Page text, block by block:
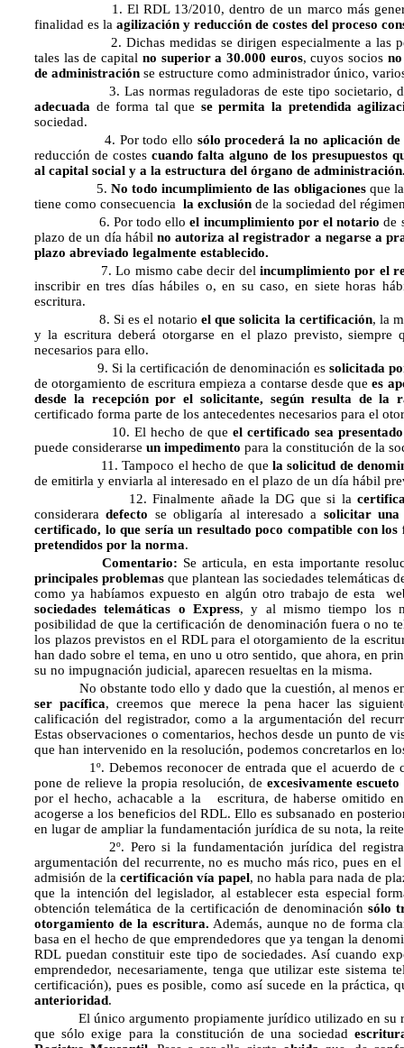
1. El RDL 13/2010, dentro de un marco más general,
finalidad es la agilización y reducción de costes del proceso
2. Dichas medidas se dirigen especialmente a las
tales las de capital no superior a 30.000 euros, cuyos socios
de administración se estructure como administrador único,
3. Las normas reguladoras de este tipo societario,
adecuada de forma tal que se permita la pretendida
sociedad.
4. Por todo ello sólo procederá la no aplicación
reducción de costes cuando falta alguno de los presupuestos
al capital social y a la estructura del órgano de
5.No todo incumplimiento de las obligacionesque la
tiene como consecuencia la exclusión de la sociedad del
6. Por todo elloel incumplimiento por el notario de
plazo de un día hábil no autoriza al registrador a negarse a
plazo abreviado legalmente establecido.
7. Lo mismo cabe decir del incumplimiento por el
inscribir en tres días hábiles o, en su caso, en siete horas
escritura.
8. Si es el notario el que solicita la certificación, la
y la escritura deberá otorgarse en el plazo previsto, siempre
necesarios para ello.
9. Si la certificación de denominación essolicitada
de otorgamiento de escritura empieza a contarse desde quees
desde la recepción por el solicitante, según resulta de la
certificado forma parte de los antecedentes necesarios para el
10. El hecho de que el certificado sea
puede considerarse un impedimento para la constitución de la
11. Tampoco el hecho de que la solicitud de
de emitirla y enviarla al interesado en el plazo de un día hábil
12. Finalmente añade la DG que si la
consideraradefecto se obligaría al interesado a solicitar
certificado, lo que sería un resultado poco compatible con los
pretendidos por la norma.
Comentario: Se articula, en esta importante
principales problemas que plantean las sociedades telemáticas
como ya habíamos expuesto en algún otro trabajo de esta
sociedades telemáticas o Express, y al mismo tiempo los
posibilidad de que la certificación de denominación fuera o no
los plazos previstos en el RDL para el otorgamiento de la
han dado sobre el tema, en uno u otro sentido, que ahora, en
su no impugnación judicial, aparecen resueltas en la misma.
No obstante todo ello y dado que la cuestión, al menos en
ser pacífica, creemos que merece la pena hacer las
calificación del registrador, como a la argumentación del
Estas observaciones o comentarios, hechos desde un punto de
que han intervenido en la resolución, podemos concretarlos en
1º. Debemos reconocer de entrada que el acuerdo de
pone de relieve la propia resolución, de excesivamente
por el hecho, achacable a la escritura, de haberse omitido
acogerse a los beneficios del RDL. Ello es subsanado en
en lugar de ampliar la fundamentación jurídica de su nota, la
2º. Pero si la fundamentación jurídica del
argumentación del recurrente, no es mucho más rico, pues en
admisión de lacertificación vía papel, no habla para nada de
que la intención del legislador, al establecer esta especial
obtención telemática de la certificación de denominaciónsólo
otorgamiento de la escritura. Además, aunque no de forma
basa en el hecho de que emprendedores que ya tengan la
RDL puedan constituir este tipo de sociedades. Así cuando
emprendedor, necesariamente, tenga que utilizar este sistema
certificación), pues es posible, como así sucede en la práctica,
anterioridad.
El único argumento propiamente jurídico utilizado en su
que sólo exige para la constitución de una sociedad